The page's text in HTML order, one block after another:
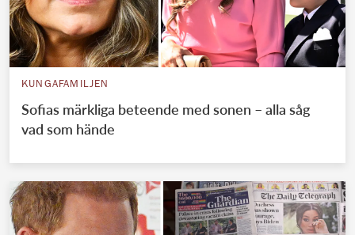
KUNGAFAMILJEN
Sofias märkliga beteende med sonen – alla såg
vad som hände